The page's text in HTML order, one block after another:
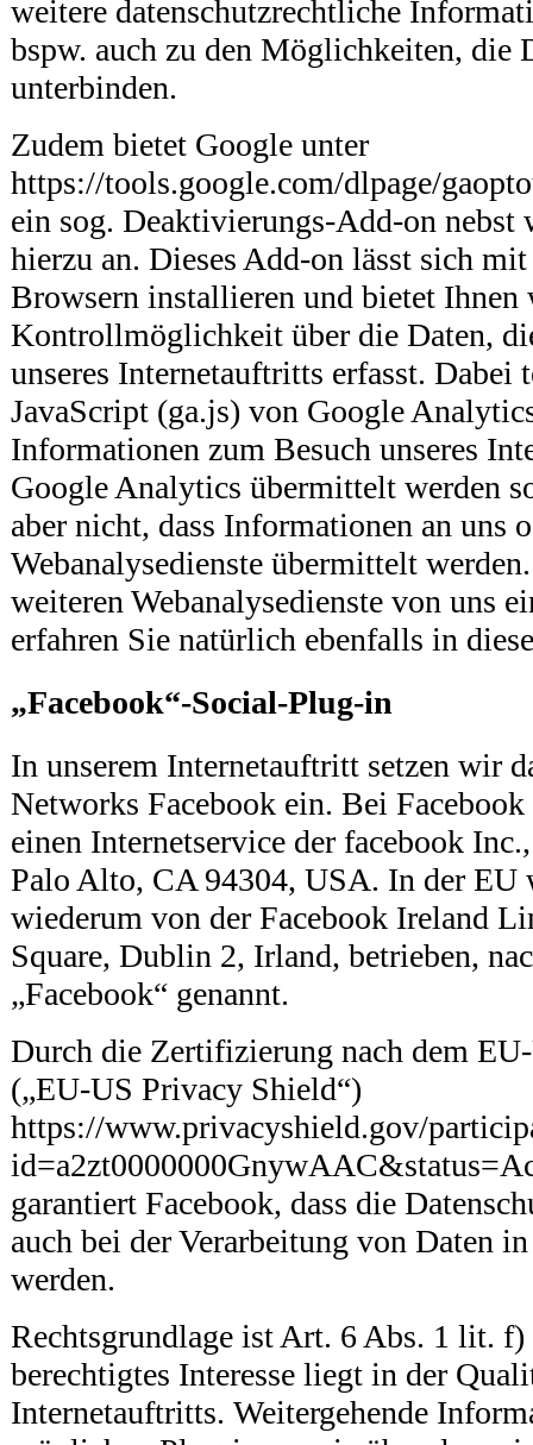
weitere datenschutzrechtliche
bspw. auch zu den Möglichkeiten, die
unterbinden.
Zudem bietet Google unter
https://tools.google.com/dlpage/
ein sog. Deaktivierungs-Add-on nebst
hierzu an. Dieses Add-on lässt sich
Browsern installieren und bietet Ihnen
Kontrollmöglichkeit über die Daten,
unseres Internetauftritts erfasst. Dabei
JavaScript (ga.js) von Google
Informationen zum Besuch unseres
Google Analytics übermittelt werden
aber nicht, dass Informationen an uns
Webanalysedienste übermittelt
weiteren Webanalysedienste von uns
erfahren Sie natürlich ebenfalls in
„Facebook“-Social-Plug-in
In unserem Internetauftritt setzen wir
Networks Facebook ein. Bei
einen Internetservice der facebook
Palo Alto, CA 94304, USA. In der EU
wiederum von der Facebook Ireland
Square, Dublin 2, Irland, betrieben,
„Facebook“ genannt.
Durch die Zertifizierung nach dem
(„EU-US Privacy Shield“)
https://www.privacyshield.gov/
garantiert Facebook, dass die
auch bei der Verarbeitung von Daten
werden.
Rechtsgrundlage ist Art. 6 Abs. 1 lit.
berechtigtes Interesse liegt in der
Internetauftritts. Weitergehende